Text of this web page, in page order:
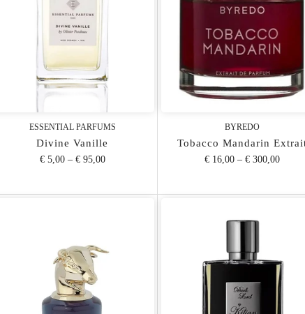
ESSENTIAL PARFUMS
Divine Vanille
€ 5,00 – € 95,00
BYREDO
Tobacco Mandarin
€ 16,00–€ 300,00